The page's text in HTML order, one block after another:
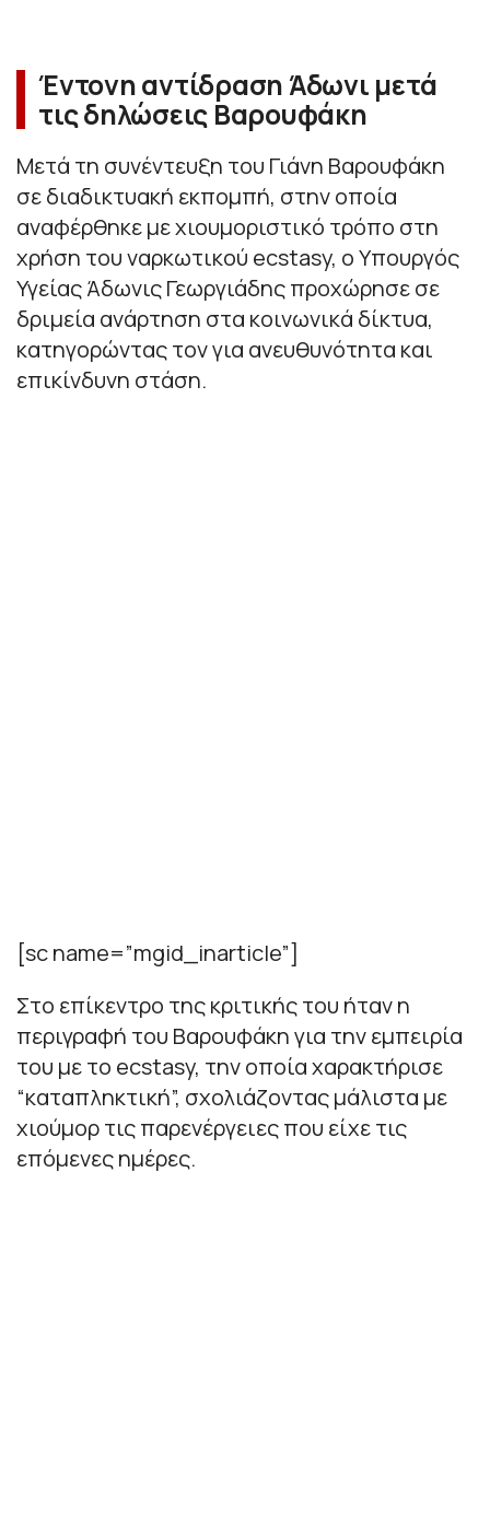
Έντονη αντίδραση Άδωνι μετά
τις δηλώσεις Βαρουφάκη
Μετά τη συνέντευξη του Γιάνη Βαρουφάκη
σε διαδικτυακή εκπομπή, στην οποία
αναφέρθηκε με χιουμοριστικό τρόπο στη
χρήση του ναρκωτικού ecstasy, ο Υπουργός
Υγείας Άδωνις Γεωργιάδης προχώρησε σε
δριμεία ανάρτηση στα κοινωνικά δίκτυα,
κατηγορώντας τον για ανευθυνότητα και
επικίνδυνη στάση.
[sc name=”mgid_inarticle”]
Στο επίκεντρο της κριτικής του ήταν η
περιγραφή του Βαρουφάκη για την εμπειρία
του με το ecstasy, την οποία χαρακτήρισε
“καταπληκτική”, σχολιάζοντας μάλιστα με
χιούμορ τις παρενέργειες που είχε τις
επόμενες ημέρες.